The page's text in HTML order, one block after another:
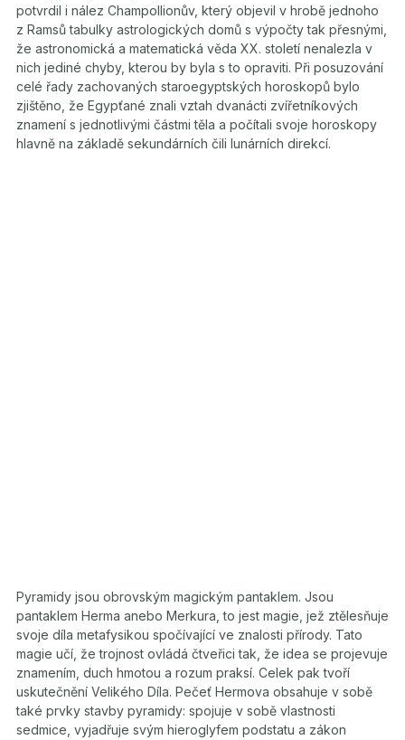
potvrdil i nález Champollionův, který objevil v hrobě jednoho
z Ramsů tabulky astrologických domů s výpočty tak přesnými,
že astronomická a matematická věda XX. století nenalezla v
nich jediné chyby, kterou by byla s to opraviti. Při posuzování
celé řady zachovaných staroegyptských horoskopů bylo
zjištěno, že Egypťané znali vztah dvanácti zvířetníkových
znamení s jednotlivými částmi těla a počítali svoje horoskopy
hlavně na základě sekundárních čili lunárních direkcí.
Pyramidy jsou obrovským magickým pantaklem. Jsou
pantaklem Herma anebo Merkura, to jest magie, jež ztělesňuje
svoje díla metafysikou spočívající ve znalosti přírody. Tato
magie učí, že trojnost ovládá čtveřici tak, že idea se projevuje
znamením, duch hmotou a rozum praksí. Celek pak tvoří
uskutečnění Velikého Díla. Pečeť Hermova obsahuje v sobě
také prvky stavby pyramidy: spojuje v sobě vlastnosti
sedmice, vyjadřuje svým hieroglyfem podstatu a zákon